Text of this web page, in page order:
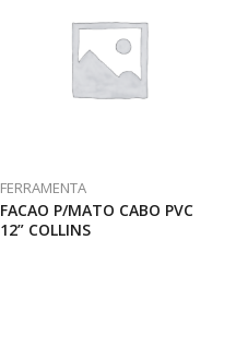
FERRAMENTA
FACAO P/MATO CABO PVC
12” COLLINS